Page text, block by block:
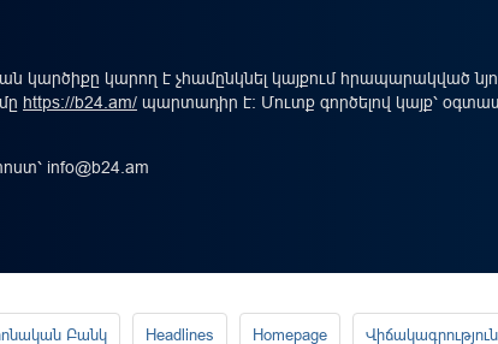
կարծիքը կարող է չհամընկնել կայքում հրապարակված
https://b24.am/ պարտադիր է: Մուտք գործելով կայք՝
info@b24.am
Բանկ Headlines Homepage Վիճակագրություն